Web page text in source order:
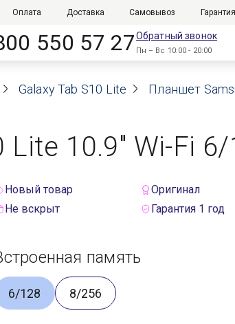
Оплата Доставка Самовывоз Гарантия
550 57 27Обратный звонок
Пн – Вс 10:00 - 20:00
Galaxy Tab S10 Lite Планшет
Lite 10.9" Wi-Fi
Новый товар
Оригинал
Не вскрыт
Гарантия 1 год
память
6/128 8/256